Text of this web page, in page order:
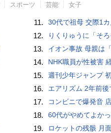
スポーツ 芸能 女子
11. 30代で祖母 交際1
12. りくりゅうに「そろ
13. イオン事故 母親は
14. NHK職員が性被害
15. 週刊少年ジャンプ
16. エアリズム 2年前
17. コンビニで爆発音
18. 60代がやめてよか
19. ロケットの残骸 月